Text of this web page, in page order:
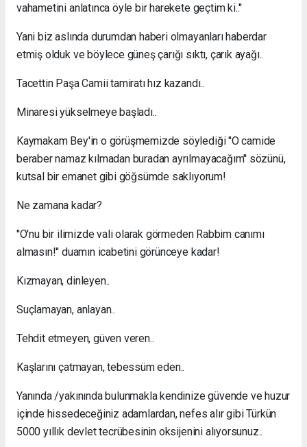
vahametini anlatınca öyle bir harekete geçtim ki..''
Yani biz aslında durumdan haberi olmayanları haberdar
etmiş olduk ve böylece güneş çarığı sıktı, çarık ayağı..
Tacettin Paşa Camii tamiratı hız kazandı..
Minaresi yükselmeye başladı..
Kaymakam Bey'in o görüşmemizde söylediği ''O camide
beraber namaz kılmadan buradan ayrılmayacağım'' sözünü,
kutsal bir emanet gibi göğsümde saklıyorum!
Ne zamana kadar?
''O'nu bir ilimizde vali olarak görmeden Rabbim canımı
almasın!'' duamın icabetini görünceye kadar!
Kızmayan, dinleyen..
Suçlamayan, anlayan..
Tehdit etmeyen, güven veren..
Kaşlarını çatmayan, tebessüm eden..
Yanında /yakınında bulunmakla kendinize güvende ve huzur
içinde hissedeceğiniz adamlardan, nefes alır gibi Türkün
5000 yıllık devlet tecrübesinin oksijenini alıyorsunuz..